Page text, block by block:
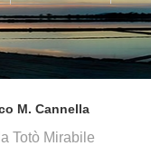
M. Cannella
Totò Mirabile